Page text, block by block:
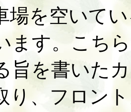
場を空いて
ます。こち
旨を書いた
り、フロン